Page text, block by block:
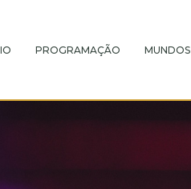
PROGRAMAÇÃO MUNDOS